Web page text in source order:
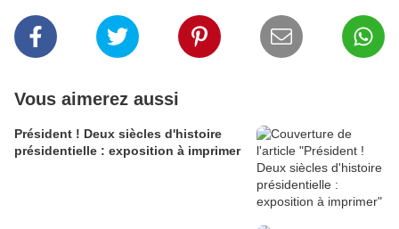
Vous aimerez aussi
Président ! Deux siècles d'histoire
présidentielle : exposition à imprimer